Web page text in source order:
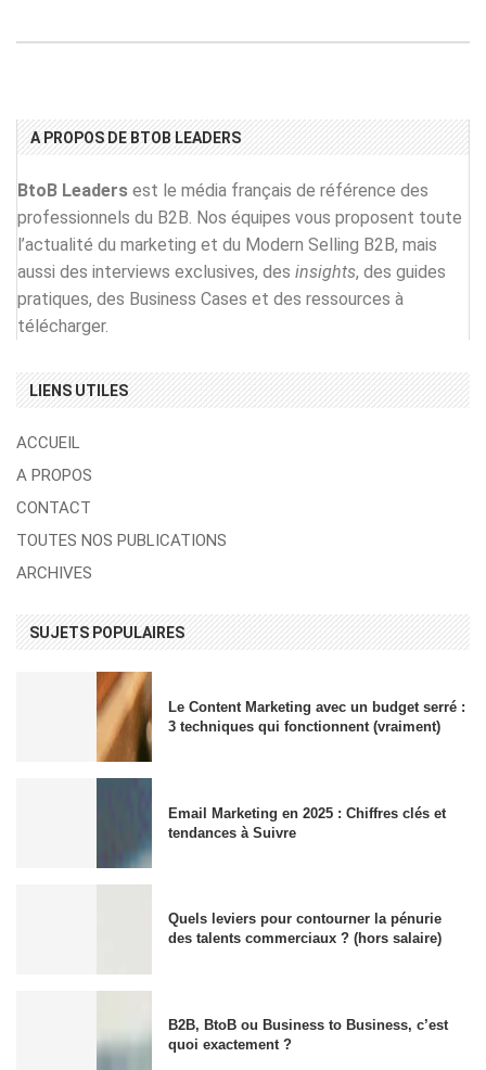
A PROPOS DE BTOB LEADERS
BtoB Leaders est le média français de référence des
professionnels du B2B. Nos équipes vous proposent toute
l’actualité du marketing et du Modern Selling B2B, mais
aussi des interviews exclusives, des insights, des guides
pratiques, des Business Cases et des ressources à
télécharger.
LIENS UTILES
ACCUEIL
A PROPOS
CONTACT
TOUTES NOS PUBLICATIONS
ARCHIVES
SUJETS POPULAIRES
Le Content Marketing avec un budget serré :
3 techniques qui fonctionnent (vraiment)
Email Marketing en 2025 : Chiffres clés et
tendances à Suivre
Quels leviers pour contourner la pénurie
des talents commerciaux ? (hors salaire)
B2B, BtoB ou Business to Business, c’est
quoi exactement ?